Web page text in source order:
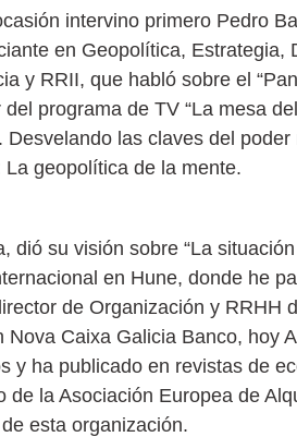
intervino primero Pedro
en Geopolítica, Estrategia,
y RRII, que habló sobre el
programa de TV “La mesa
las claves del
geopolítica de la mente.
su visión sobre “La
en Hune, donde he
de Organización y RRHH
Caixa Galicia Banco, hoy
ha publicado en revistas de
la Asociación Europea de
esta organización.